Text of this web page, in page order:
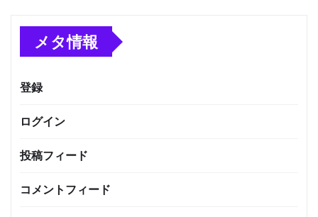
メタ情報
登録
ログイン
投稿フィード
コメントフィード